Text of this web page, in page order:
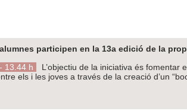
participen en la 13a edició de la
13.44 h
L’objectiu de la iniciativa és fomentar
els i les joves a través de la creació d’un